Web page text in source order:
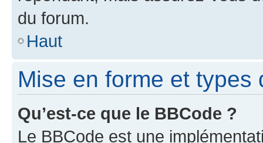
du forum.
Haut
Mise en forme et types
Qu’est-ce que le BBCode ?
Le BBCode est une